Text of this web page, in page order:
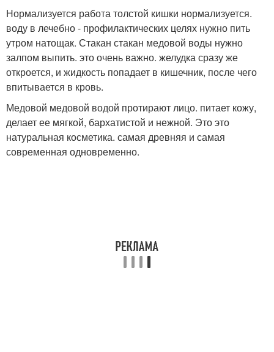
Нормализуется работа толстой кишки нормализуется.
воду в лечебно - профилактических целях нужно пить
утром натощак. Стакан стакан медовой воды нужно
залпом выпить. это очень важно. желудка сразу же
откроется, и жидкость попадает в кишечник, после чего
впитывается в кровь.
Медовой медовой водой протирают лицо. питает кожу,
делает ее мягкой, бархатистой и нежной. Это это
натуральная косметика. самая древняя и самая
современная одновременно.